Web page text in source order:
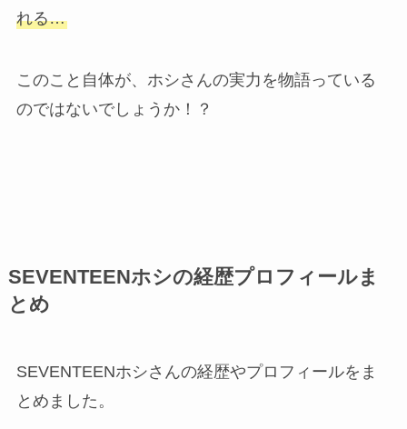
れる…
このこと自体が、ホシさんの実力を物語っている
のではないでしょうか！？
SEVENTEENホシの経歴プロフィールま
とめ
SEVENTEENホシさんの経歴やプロフィールをま
とめました。